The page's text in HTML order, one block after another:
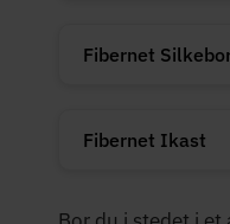
Fibernet
Fibernet Ikast